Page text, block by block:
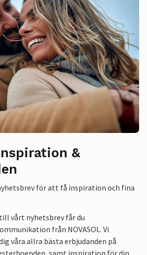
&
för att få inspiration och fina
vårt nyhetsbrev får du
från NOVASOL. Vi
våra allra bästa erbjudanden på